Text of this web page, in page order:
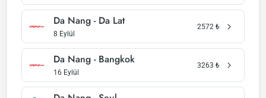
Da Nang - Da Lat
8 Eylül
2572 ₺
Da Nang - Bangkok
16 Eylül
3263 ₺